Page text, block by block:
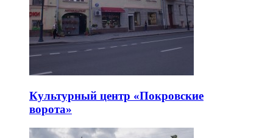
Культурный центр «Покровские
ворота»